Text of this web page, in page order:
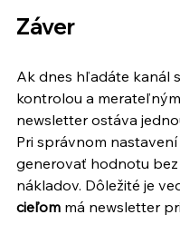
Záver
Ak dnes hľadáte kanál
kontrolou a
newsletter ostáva
Pri správnom
generovať hodnotu
nákladov. Dôležité je
cieľom má newsletter